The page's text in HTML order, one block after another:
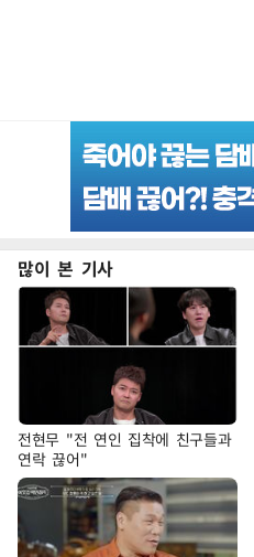
많이 본 기사
전현무 "전 연인 집착에 친구들과
연락 끊어"